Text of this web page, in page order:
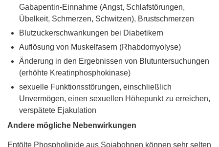
Gabapentin-Einnahme (Angst, Schlafstörungen,
Übelkeit, Schmerzen, Schwitzen), Brustschmerzen
Blutzuckerschwankungen bei Diabetikern
Auflösung von Muskelfasern (Rhabdomyolyse)
Änderung in den Ergebnissen von Blutuntersuchungen
(erhöhte Kreatinphosphokinase)
sexuelle Funktionsstörungen, einschließlich
Unvermögen, einen sexuellen Höhepunkt zu erreichen,
verspätete Ejakulation
Andere mögliche Nebenwirkungen
Entölte Phospholipide aus Sojabohnen können sehr selten